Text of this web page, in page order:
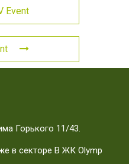
Event
Горького 11/43.
в секторе В ЖК Olymp